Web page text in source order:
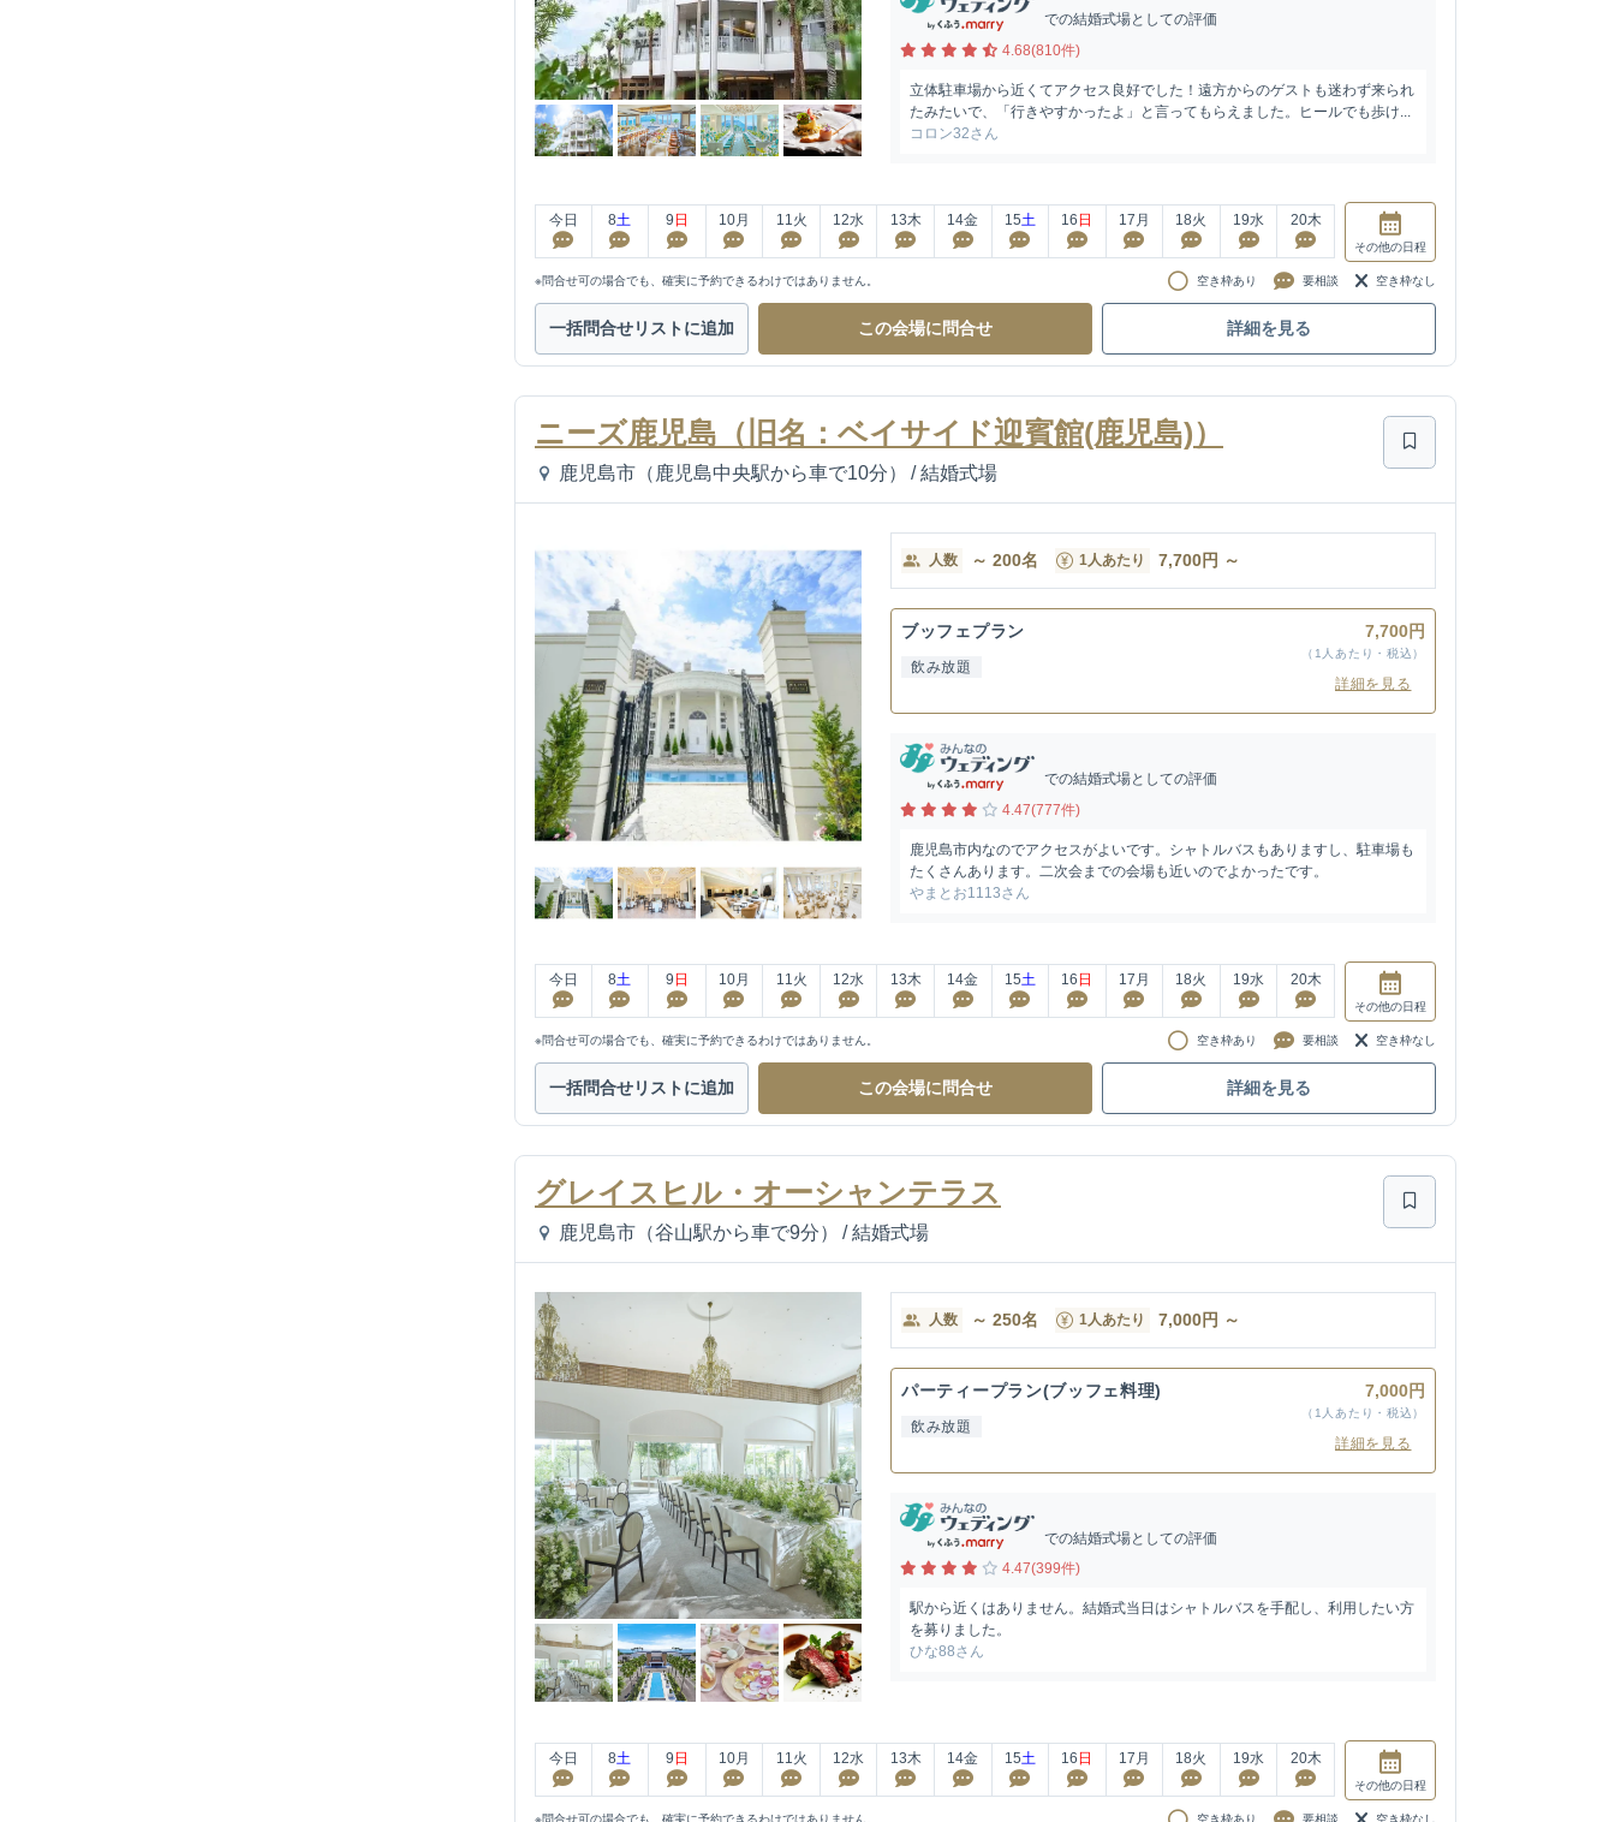
での結婚式場としての評価
4.68(810件)
立体駐車場から近くてアクセス良好でした！遠方からのゲストも迷わず来られ
たみたいで、「行きやすかったよ」と言ってもらえました。ヒールでも歩け...
コロン32さん
今日 8土 9 日 10月 11火 12水 13木 14金 15土 16 日 17 月 18火 19水 20木
その他の日程
※問合せ可の場合でも、確実に予約できるわけではありません。 空き枠あり 要相談 空き枠なし
一括問合せリストに追加 この会場に問合せ 詳細を見る
ニーズ鹿児島（旧名：ベイサイド迎賓館(鹿児島)）
鹿児島市（鹿児島中央駅から車で10分） / 結婚式場
人数 ～ 200名 1人あたり 7,700円 ～
ブッフェプラン
飲み放題
7,700円
（1人あたり・税込）
詳細を見る
での結婚式場としての評価
4.47(777件)
鹿児島市内なのでアクセスがよいです。シャトルバスもありますし、駐車場も
たくさんあります。二次会までの会場も近いのでよかったです。
やまとお1113さん
今日 8土 9 日 10月 11火 12水 13木 14金 15土 16 日 17 月 18火 19水 20木
その他の日程
※問合せ可の場合でも、確実に予約できるわけではありません。 空き枠あり 要相談 空き枠なし
一括問合せリストに追加 この会場に問合せ 詳細を見る
グレイスヒル・オーシャンテラス
鹿児島市（谷山駅から車で9分） / 結婚式場
人数 ～ 250名 1人あたり 7,000円 ～
パーティープラン(ブッフェ料理)
飲み放題
7,000円
（1人あたり・税込）
詳細を見る
での結婚式場としての評価
4.47(399件)
駅から近くはありません。結婚式当日はシャトルバスを手配し、利用したい方
を募りました。
ひな88さん
今日 8土 9 日 10月 11火 12水 13木 14金 15土 16 日 17 月 18火 19水 20木
その他の日程
※問合せ可の場合でも、確実に予約できるわけではありません。 空き枠あり 要相談 空き枠なし